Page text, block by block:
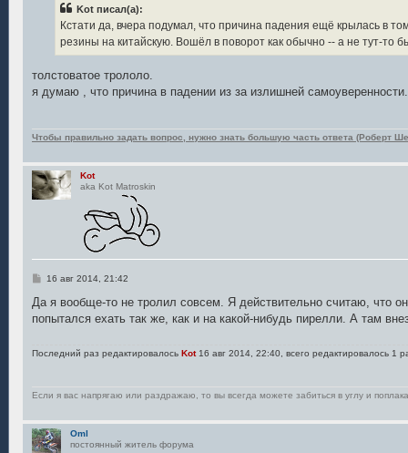
Kot писал(а):
Кстати да, вчера подумал, что причина падения ещё крылась в
резины на китайскую. Вошёл в поворот как обычно -- а не тут-то
толстоватое трололо.
я думаю , что причина в падении из за излишней самоуверенности.
Чтобы правильно задать вопрос, нужно знать большую часть ответа (Роберт
Kot
aka Kot Matroskin
С
о
щ
и
16 авг 2014, 21:42
Да я вообще-то не тролил совсем. Я действительно считаю, что
попытался ехать так же, как и на какой-нибудь пирелли. А там
Последний раз редактировалось Kot16 авг 2014, 22:40, всего редактировалось 1
Если я вас напрягаю или раздражаю, то вы всегда можете забиться в углу и
Oml
постоянный житель форума